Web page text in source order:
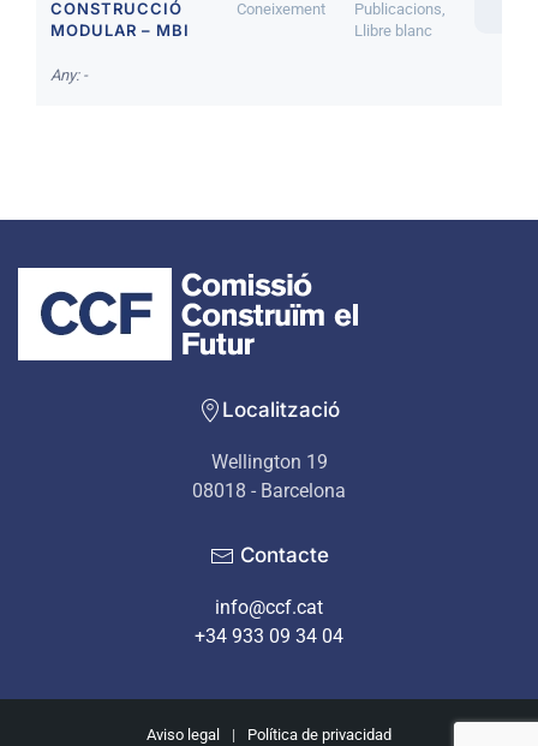
CONSTRUCCIÓ
MODULAR – MBI
Any: -
Coneixement
Publicacions,
Llibre blanc
Localització
Wellington 19
08018 - Barcelona
Contacte
info@ccf.cat
+34 933 09 34 04
Aviso legal | Política de privacidad